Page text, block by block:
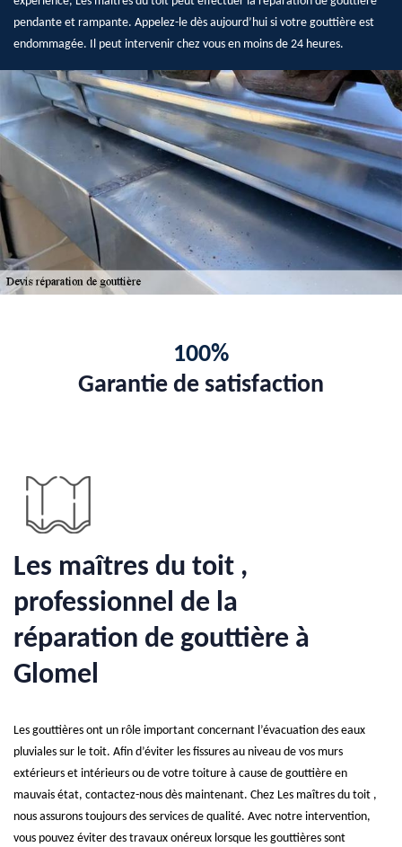
pendante et rampante. Appelez-le dès aujourd’hui si votre gouttière est
endommagée. Il peut intervenir chez vous en moins de 24 heures.
100%
Garantie de satisfaction
Les maîtres du toit ,
professionnel de la
réparation de gouttière à
Glomel
Les gouttières ont un rôle important concernant l’évacuation des eaux
pluviales sur le toit. Afin d’éviter les fissures au niveau de vos murs
extérieurs et intérieurs ou de votre toiture à cause de gouttière en
mauvais état, contactez-nous dès maintenant. Chez Les maîtres du toit ,
nous assurons toujours des services de qualité. Avec notre intervention,
vous pouvez éviter des travaux onéreux lorsque les gouttières sont